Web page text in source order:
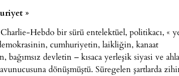
»
Hebdo bir sürü entelektüel, politikacı, «
cumhuriyetin, laikliğin, kanaat
devletin – kısaca yerleşik siyasi ve
dönüşmüştü. Süregelen şartlarda